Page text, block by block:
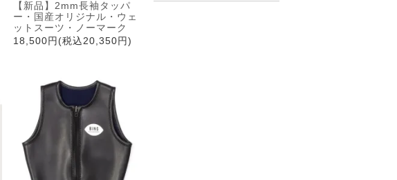
【新品】2mm長袖タッパ
ー・国産オリジナル・ウェ
ットスーツ・ノーマーク
18,500円(税込20,350円)